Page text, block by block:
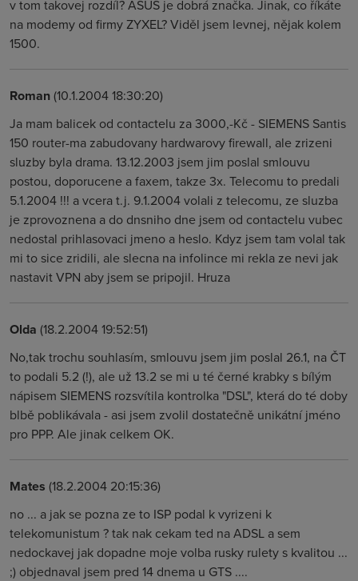
v tom takovej rozdíl? ASUS je dobrá značka. Jinak, co říkáte
na modemy od firmy ZYXEL? Viděl jsem levnej, nějak kolem
1500.
Roman(10.1.2004 18:30:20)
Ja mam balicek od contactelu za 3000,-Kč - SIEMENS Santis
150 router-ma zabudovany hardwarovy firewall, ale zrizeni
sluzby byla drama. 13.12.2003 jsem jim poslal smlouvu
postou, doporucene a faxem, takze 3x. Telecomu to predali
5.1.2004 !!! a vcera t.j. 9.1.2004 volali z telecomu, ze sluzba
je zprovoznena a do dnsniho dne jsem od contactelu vubec
nedostal prihlasovaci jmeno a heslo. Kdyz jsem tam volal tak
mi to sice zridili, ale slecna na infolince mi rekla ze nevi jak
nastavit VPN aby jsem se pripojil. Hruza
Olda (18.2.2004 19:52:51)
No,tak trochu souhlasím, smlouvu jsem jim poslal 26.1, na ČT
to podali 5.2 (!), ale už 13.2 se mi u té černé krabky s bílým
nápisem SIEMENS rozsvítila kontrolka "DSL", která do té doby
blbě poblikávala - asi jsem zvolil dostatečně unikátní jméno
pro PPP. Ale jinak celkem OK.
Mates (18.2.2004 20:15:36)
no ... a jak se pozna ze to ISP podal k vyrizeni k
telekomunistum ? tak nak cekam ted na ADSL a sem
nedockavej jak dopadne moje volba rusky rulety s kvalitou ...
;) objednaval jsem pred 14 dnema u GTS ....